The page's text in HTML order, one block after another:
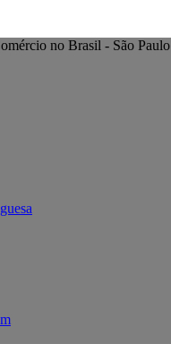
no Brasil - São Paulo